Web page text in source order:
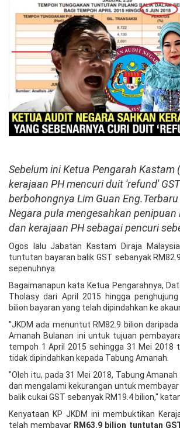
Sebelum ini Ketua Pengarah Kastam
kerajaan PH mencuri duit 'refund'
berbohongnya Lim Guan
Negara pula mengesahkan penipuan
dan kerajaan PH sebagai pencuri
Ogos lalu Jabatan Kastam Diraja
tuntutan bayaran balik GST sebanyak
sepenuhnya.
Bagaimanapun kata Ketua Pengarahnya,
Tholasy dari April 2015 hingga
bilion bayaran yang telah dipindahkan ke
"JKDM ada menuntut RM82.9 bilion
Amanah Bulanan ini untuk tujuan
tempoh 1 April 2015 sehingga 31 Mei 2018
tidak dipindahkan kepada Tabung Amanah.
"Oleh itu, pada 31 Mei 2018, Tabung
dan mengalami kekurangan untuk
balik cukai GST sebanyak RM19.4 bilion,"
Kenyataan KP JKDM ini membuktikan
telah membayar RM63.9 bilion tuntutan